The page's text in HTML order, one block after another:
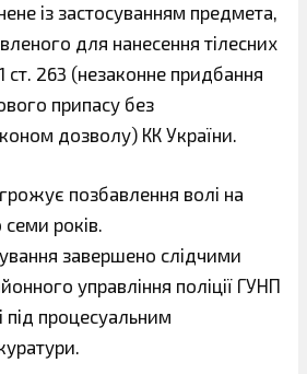
із застосуванням предмета,
для нанесення тілесних
263 (незаконне придбання
припасу без
дозволу) КК України.
позбавлення волі на
років.
завершено слідчими
управління поліції ГУНП
під процесуальним